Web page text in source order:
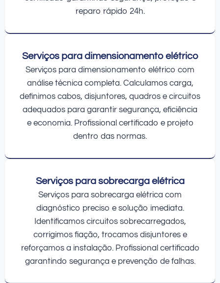
reparo rápido 24h.
Serviços para dimensionamento elétrico
Serviços para dimensionamento elétrico com
análise técnica completa. Calculamos carga,
definimos cabos, disjuntores, quadros e circuitos
adequados para garantir segurança, eficiência
e economia. Profissional certificado e projeto
dentro das normas.
Serviços para sobrecarga elétrica
Serviços para sobrecarga elétrica com
diagnóstico preciso e solução imediata.
Identificamos circuitos sobrecarregados,
corrigimos fiação, trocamos disjuntores e
reforçamos a instalação. Profissional certificado
garantindo segurança e prevenção de falhas.